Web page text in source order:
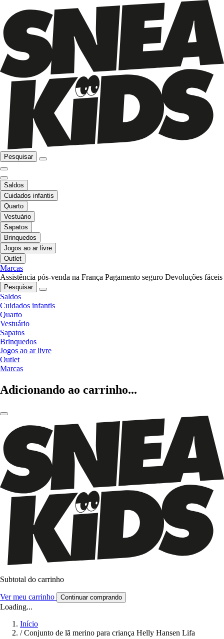
Pesquisar
Saldos
Cuidados infantis
Quarto
Vestuário
Sapatos
Brinquedos
Jogos ao ar livre
Outlet
Marcas
Assistência pós-venda na França Pagamento seguro Devoluções fáceis
Pesquisar
Saldos
Cuidados infantis
Quarto
Vestuário
Sapatos
Brinquedos
Jogos ao ar livre
Outlet
Marcas
Adicionando ao carrinho...
Subtotal do carrinho
Ver meu carrinho Continuar comprando
Loading...
Início
/ Conjunto de lã merino para criança Helly Hansen Lifa